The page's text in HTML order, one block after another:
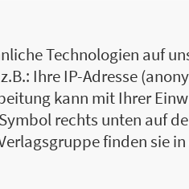
Technologien auf
Ihre IP-Adresse
kann mit Ihrer
rechts unten auf
finden sie